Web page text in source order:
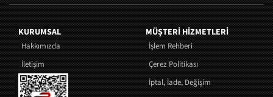
KURUMSAL
Hakkımızda
İletişim
MÜŞTERI HIZMETLERI
İşlem Rehberi
Çerez Politikası
İptal, İade, Değişim